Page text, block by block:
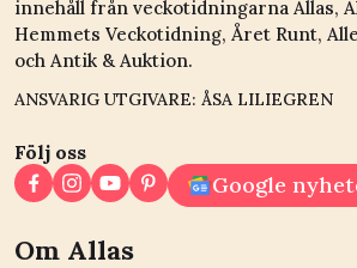
innehåll från veckotidningarna Allas,
Hemmets Veckotidning, Året Runt,
och Antik & Auktion.
ANSVARIG UTGIVARE: ÅSA LILIEGREN
Följ oss
Google
Om Allas